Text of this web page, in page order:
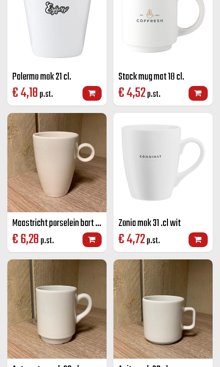
Palermo mok 21 cl.
€4,18p.st.
Stack mug mat 18 cl.
€4,52p.st.
Maastricht porselein bart mok Off-white 23 CL
€6,28p.st.
Zonia mok 31 .cl wit
€4,72p.st.